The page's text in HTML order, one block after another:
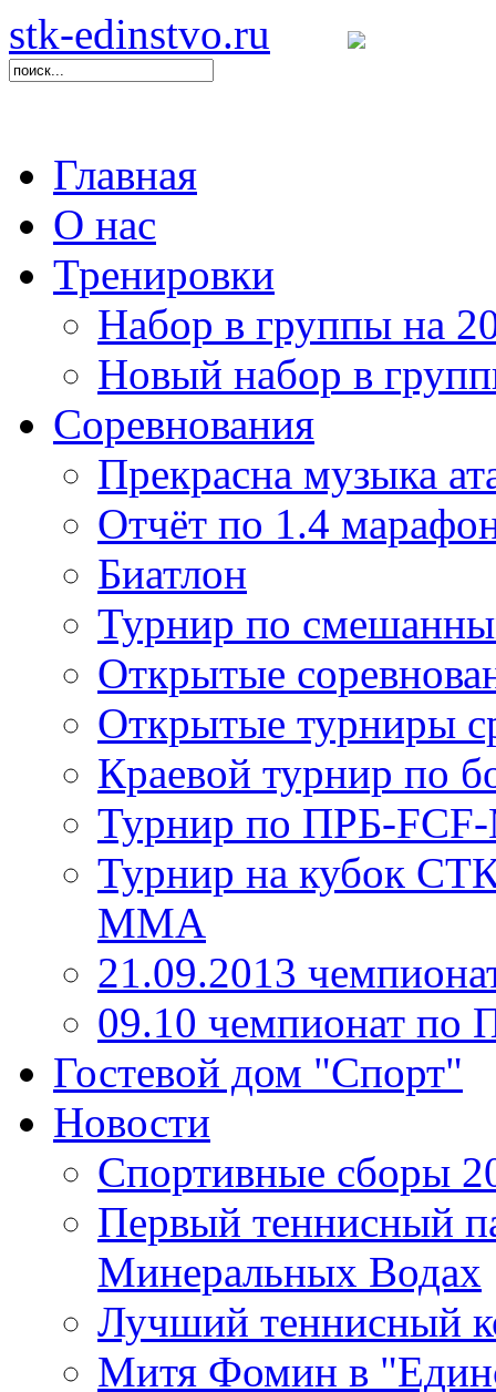
stk-edinstvo.ru
Главная
О нас
Тренировки
Набор в группы на
Новый набор в
Соревнования
Прекрасна музыка
Отчёт по 1.4
Биатлон
Турнир по
Открытые
Открытые турниры
Краевой турнир по
Турнир по ПРБ-
Турнир на кубок
ММА
21.09.2013
09.10 чемпионат
Гостевой дом "Спорт"
Новости
Спортивные сборы
Первый теннисный
Минеральных Водах
Лучший теннисный
Митя Фомин в